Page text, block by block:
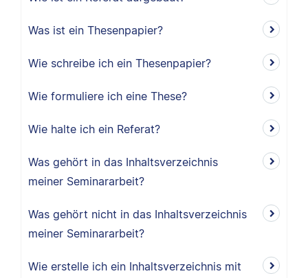
Was ist ein Thesenpapier?
Wie schreibe ich ein Thesenpapier?
Wie formuliere ich eine These?
Wie halte ich ein Referat?
Was gehört in das Inhaltsverzeichnis
meiner Seminararbeit?
Was gehört nicht in das Inhaltsverzeichnis
meiner Seminararbeit?
Wie erstelle ich ein Inhaltsverzeichnis mit